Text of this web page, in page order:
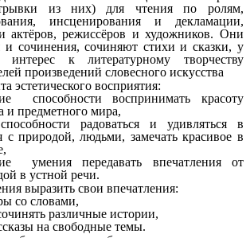
из них) для чтения по ролям,
инсценирования и декламации,
актёров, режиссёров и художников. Они
сочинения, сочиняют стихи и сказки, у
интерес к литературному творчеству
произведений словесного искусства
эстетического восприятия:
способности воспринимать красоту
и предметного мира,
радоваться и удивляться в
с природой, людьми, замечать красивое в
умения передавать впечатления от
в устной речи.
выразить свои впечатления:
со словами,
различные истории,
на свободные темы.